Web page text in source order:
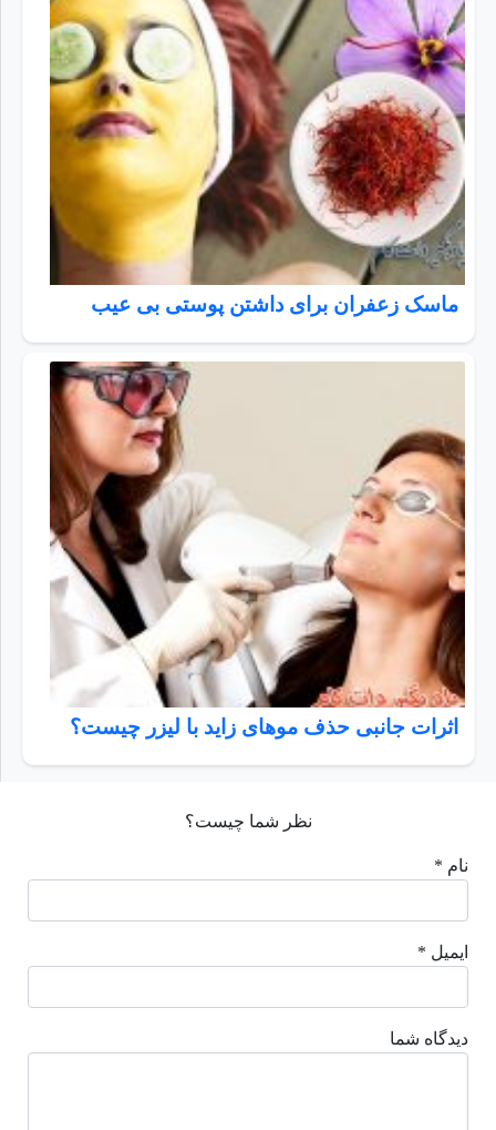
ماسک زعفران برای داشتن پوستی بی عیب
اثرات جانبی حذف موهای زاید با لیزر چیست؟
نظر شما چیست؟
نام *
ایمیل *
دیدگاه شما